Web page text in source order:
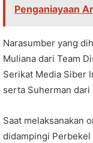
Penganiayaan
Narasumber yang
Muliana dari Team
Serikat Media Siber
serta Suherman dari
Saat melaksanakan
didampingi Perbekel